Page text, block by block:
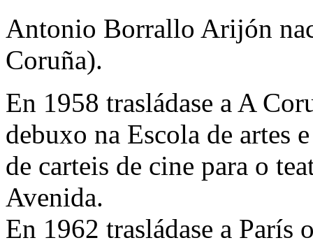
Antonio Borrallo Arijón
Coruña).
En 1958 trasládase a A
debuxo na Escola de artes
de carteis de cine para o
Avenida.
En 1962 trasládase a París